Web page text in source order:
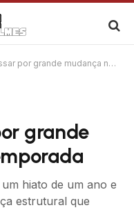
grande mudança na 3ª temporada
grande
hiato de um ano e
estrutural que